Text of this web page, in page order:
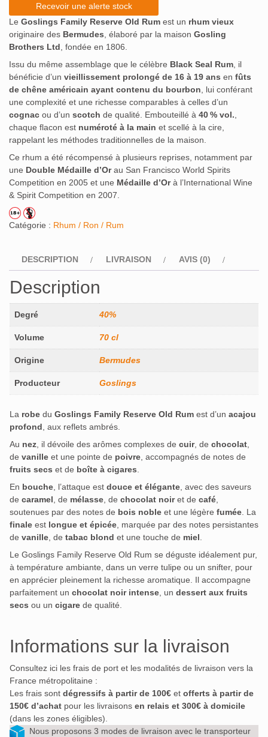
Recevoir une alerte stock
Le Goslings Family Reserve Old Rum est un rhum vieux
originaire des Bermudes , élaboré par la maison Gosling
Brothers Ltd , fondée en 1806.
Issu du même assemblage que le célèbre Black Seal Rum , il
bénéficie d’un vieillissement prolongé de 16 à 19 ans en fûts
de chêne américain ayant contenu du bourbon , lui conférant
une complexité et une richesse comparables à celles d’un
cognac ou d’un scotch de qualité. Embouteillé à 40 % vol.
chaque flacon est numéroté à la main et scellé à la cire,
rappelant les méthodes traditionnelles de la maison.
Ce rhum a été récompensé à plusieurs reprises, notamment par
une Double Médaille d’Orau San Francisco World Spirits
Competition en 2005 et une Médaille d’Orà l’International Wine
& Spirit Competition en 2007.
Catégorie : Rhum / Ron / Rum
DESCRIPTION LIVRAISON AVIS (0)
Description
Degré 40%
Volume 70 cl
Origine Bermudes
Producteur Goslings
La robe du Goslings Family Reserve Old Rum est d’un acajou
profond, aux reflets ambrés.
Au nez, il dévoile des arômes complexes de cuir, de chocolat,
de vanille et une pointe de poivre, accompagnés de notes de
fruits secs et de boîte à cigares.
En bouche, l’attaque est douce et élégante, avec des saveurs
de caramel, de mélasse, de chocolat noiret de café,
soutenues par des notes de bois noble et une légère fumée. La
finale est longue et épicée, marquée par des notes persistantes
de vanille, de tabac blond et une touche de miel.
Le Goslings Family Reserve Old Rum se déguste idéalement pur,
à température ambiante, dans un verre tulipe ou un snifter, pour
en apprécier pleinement la richesse aromatique. Il accompagne
parfaitement un chocolat noir intense, un dessert aux fruits
secs ou un cigare de qualité.
Informations sur la livraison
Consultez ici les frais de port et les modalités de livraison vers la
France métropolitaine :
Les frais sont dégressifs à partir de 100€ et offerts à partir de
150€ d’achat pour les livraisons en relais et 300€ à domicile
(dans les zones éligibles).
Nous proposons 3 modes de livraison avec le transporteur